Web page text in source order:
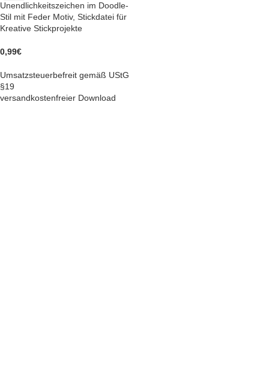
Unendlichkeitszeichen im Doodle-
Stil mit Feder Motiv, Stickdatei für
Kreative Stickprojekte
0,99€
Umsatzsteuerbefreit gemäß UStG
§19
versandkostenfreier Download